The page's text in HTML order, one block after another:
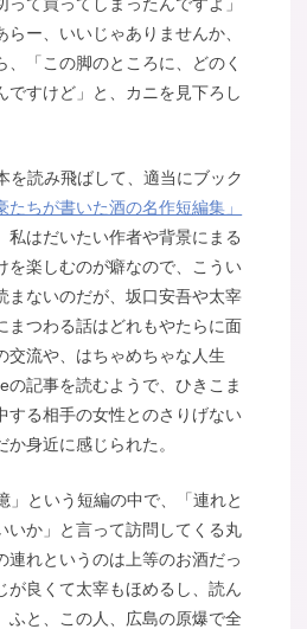
て買ってしまったんですよ」
ー、いいじゃありませんか、
、「この脚のところに、どのく
ですけど」と、カニを見下ろし
を読み飛ばして、適当にブック
たちが書いた酒の名作短編集」
私はだいたい作者や背景にまる
を楽しむのが癖なので、こうい
まないのだが、坂口安吾や太宰
まつわる話はどれもやたらに面
交流や、はちゃめちゃな人生
の記事を読むようで、ひきこま
する相手の女性とのさりげない
身近に感じられた。
」という短編の中で、「連れと
いか」と言って訪問してくる丸
連れというのは上等のお酒だっ
が良くて太宰もほめるし、読ん
ふと、この人、広島の原爆で全